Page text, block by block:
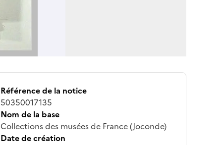
Référence de la notice
50350017135
Nom de la base
Collections des musées de France (Joconde)
Date de création